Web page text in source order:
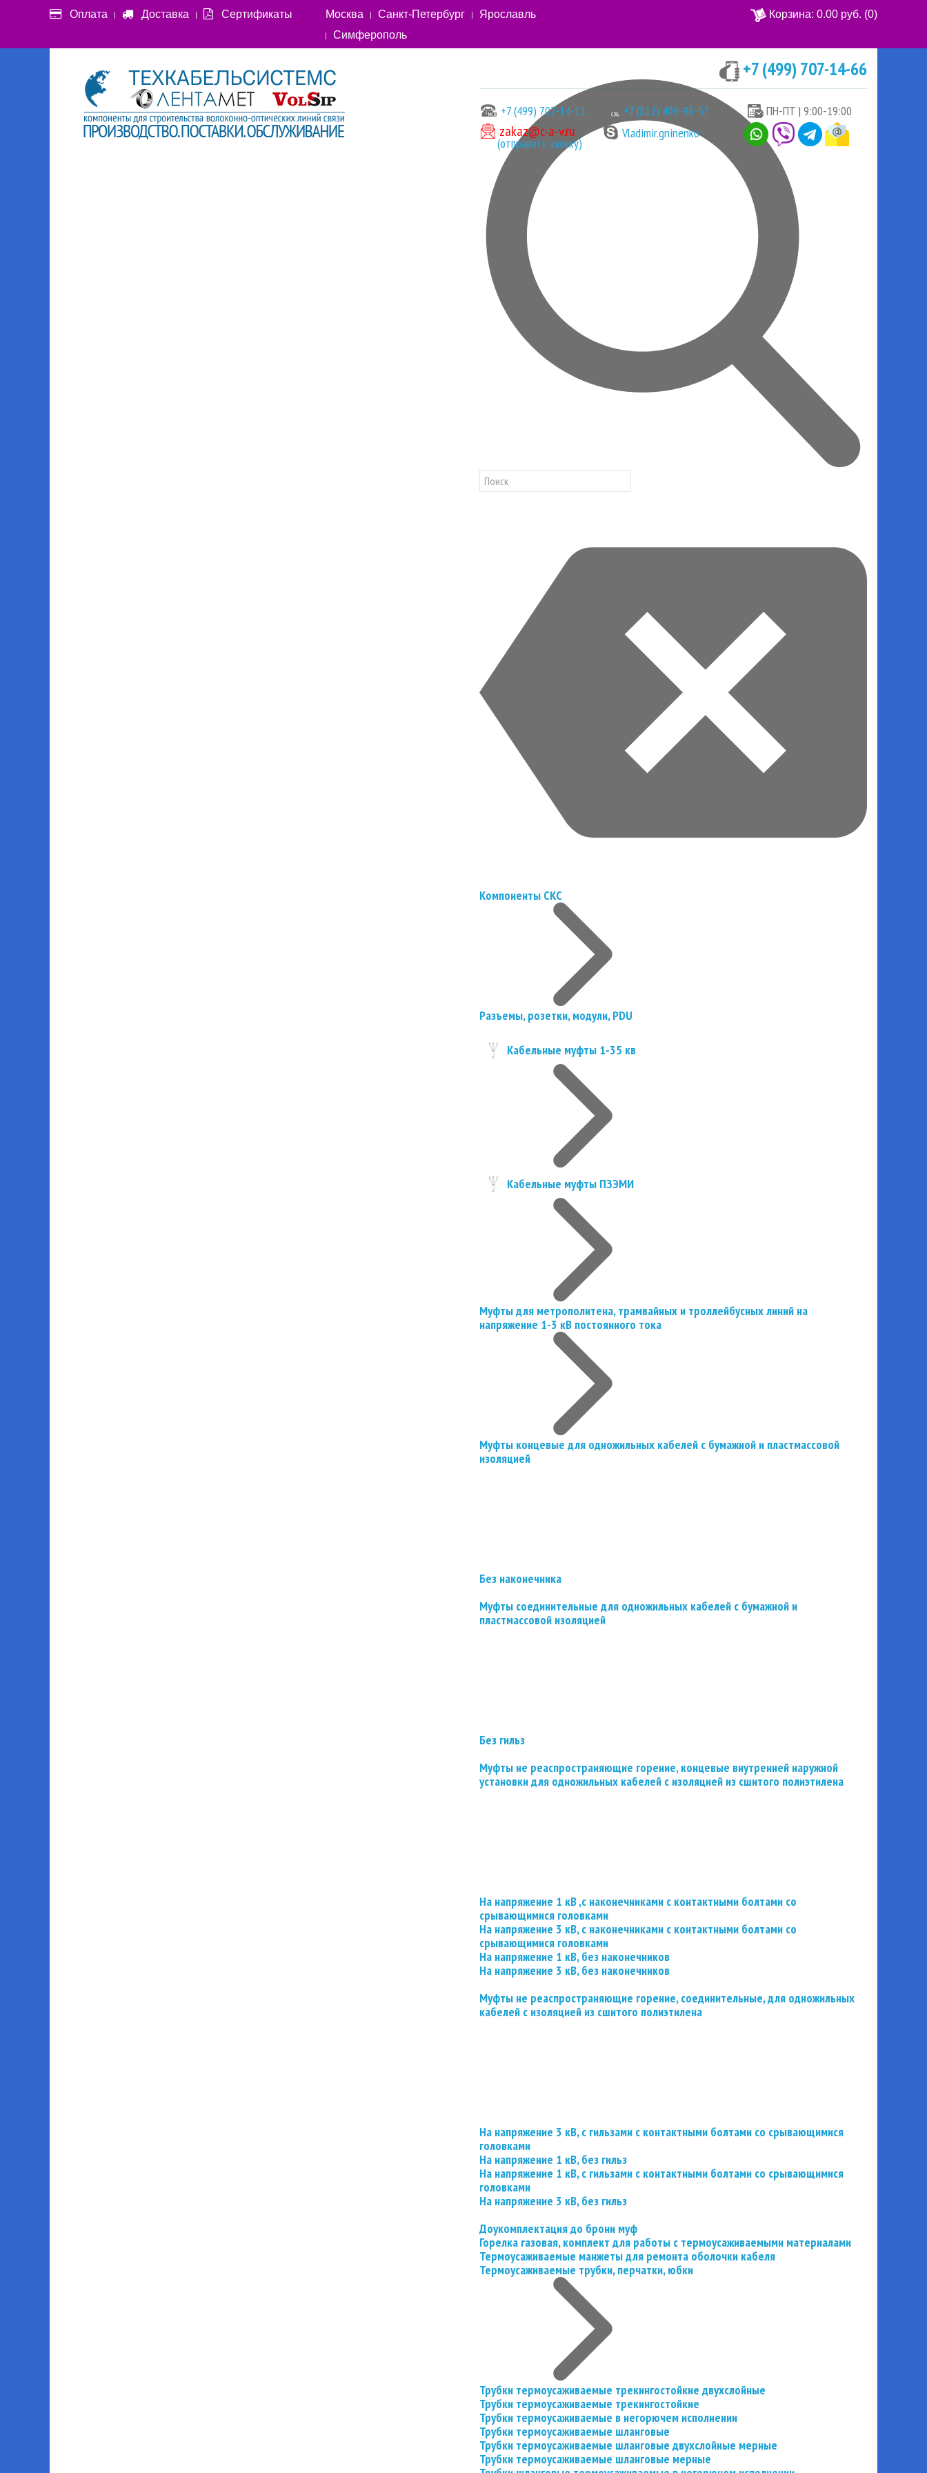
Оплата Доставка Сертификаты Москва Санкт-Петербург
Ярославль
Симферополь
Корзина: 0.00 руб. (0)
+7 (499) 707-14-66
+7 (499) 707-14-11 +7 (812) 409-96-57 ПН-ПТ | 9:00-19:00
zakaz@c-a-v.ru
(отправить заявку)
Vladimir.gninenko
Компоненты СКС
Разъемы, розетки, модули, PDU
Кабельные муфты 1-35 кв
Кабельные муфты ПЗЭМИ
Муфты для метрополитена, трамвайных и троллейбусных линий на
напряжение 1-3 кВ постоянного тока
Муфты концевые для одножильных кабелей с бумажной и пластмассовой
изоляцией
Без наконечника
Муфты соединительные для одножильных кабелей с бумажной и
пластмассовой изоляцией
Без гильз
Муфты не реаспространяющие горение, концевые внутренней наружной
установки для одножильных кабелей с изоляцией из сшитого полиэтилена
На напряжение 1 кВ ,с наконечниками с контактными болтами со
срывающимися головками
На напряжение 3 кВ, с наконечниками с контактными болтами со
срывающимися головками
На напряжение 1 кВ, без наконечников
На напряжение 3 кВ, без наконечников
Муфты не реаспространяющие горение, соединительные, для одножильных
кабелей с изоляцией из сшитого полиэтилена
На напряжение 3 кВ, с гильзами с контактными болтами со срывающимися
головками
На напряжение 1 кВ, без гильз
На напряжение 1 кВ, с гильзами с контактными болтами со срывающимися
головками
На напряжение 3 кВ, без гильз
Доукомплектация до брони муф
Горелка газовая, комплект для работы с термоусаживаемыми материалами
Термоусаживаемые манжеты для ремонта оболочки кабеля
Термоусаживаемые трубки, перчатки, юбки
Трубки термоусаживаемые трекингостойкие двухслойные
Трубки термоусаживаемые трекингостойкие
Трубки термоусаживаемые в негорючем исполнении
Трубки термоусаживаемые шланговые
Трубки термоусаживаемые шланговые двухслойные мерные
Трубки термоусаживаемые шланговые мерные